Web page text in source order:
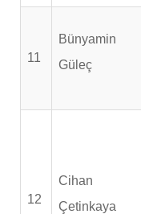
11
Bünyamin
Güleç
12
Cihan
Çetinkaya